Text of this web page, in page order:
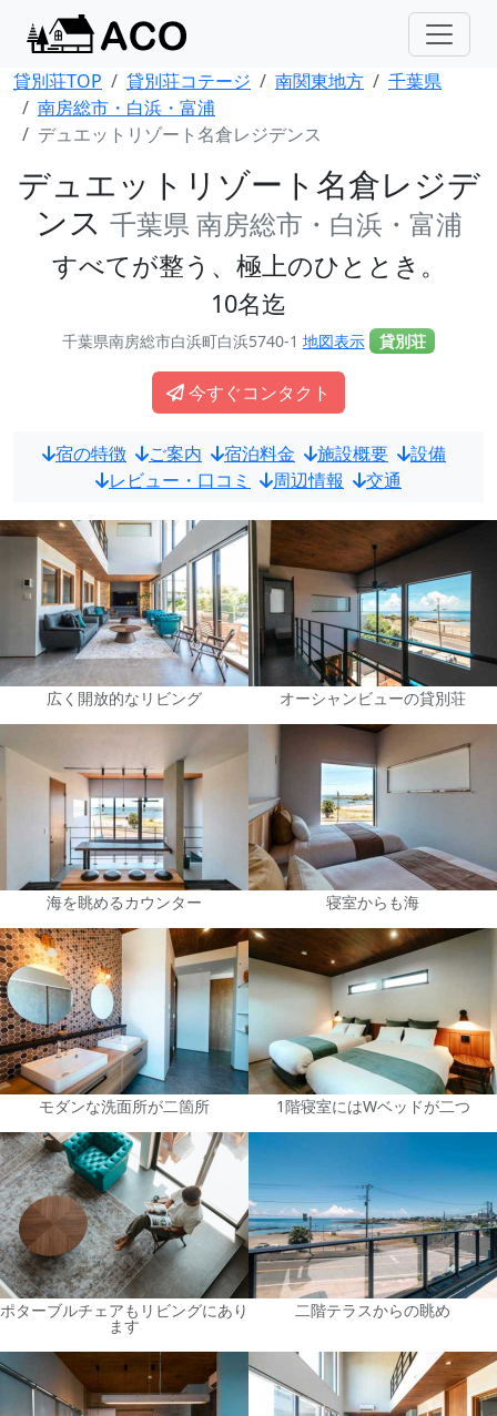
貸別荘TOP 貸別荘コテージ 南関東地方
千葉県
南房総市・白浜・富浦
デュエットリゾート名倉レジデンス
デュエットリゾート名倉レジデ
ンス 千葉県 南房総市・白浜・富浦
すべてが整う、極上のひととき。
10名迄
千葉県南房総市白浜町白浜5740-1 地図表示 貸別荘
今すぐコンタクト
宿の特徴 ご案内 宿泊料金 施設概要
設備
レビュー・口コミ
周辺情報 交通
広く開放的なリビング オーシャンビューの貸別荘
海を眺めるカウンター 寝室からも海
モダンな洗面所が二箇所 1階寝室にはWベッドが二つ
ポターブルチェアもリビングにあり
ます
二階テラスからの眺め